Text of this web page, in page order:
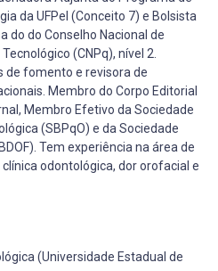
da UFPel (Conceito 7) e Bolsista
do do Conselho Nacional de
(CNPq), nível 2.
de fomento e revisora de
Membro do Corpo Editorial
Membro Efetivo da Sociedade
(SBPqO) e da Sociedade
Tem experiência na área de
odontológica, dor orofacial e
(Universidade Estadual de